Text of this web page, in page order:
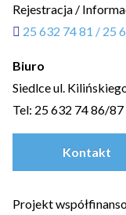
Rejestracja /
25 632 74 81 / 25
Biuro
Siedlce ul.
Tel: 25 632 74 86/87
Kontakt
Projekt